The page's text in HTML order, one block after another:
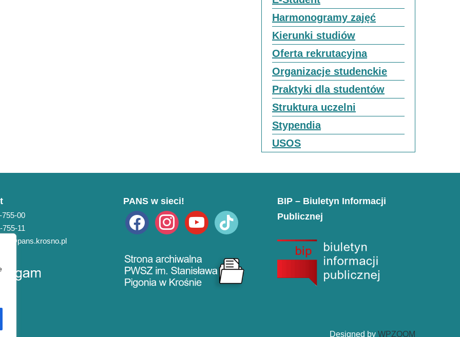
Harmonogramy zajęć
Kierunki studiów
Oferta rekrutacyjna
Organizacje studenckie
Praktyki dla studentów
Struktura uczelni
Stypendia
USOS
755-00
755-11
PANS w sieci!
facebook instagramyoutube tiktok
BIP – Biuletyn Informacji
Publicznej
Designed by WPZOOM